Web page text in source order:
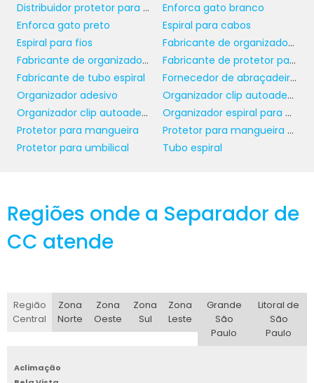
Ao cotar preços, não se esqueça de
considerar não apenas o valor unitário, mas
também as opções de desconto para
compras em grande quantidade. Muitas
empresas estão dispostas a negociar
condições especiais para clientes regulares, o
que pode resultar em um desconto
significativo nas suas compras, aumentando
IMPORTANTES
Antes de efetuar uma compra, é essencial
capacidade de carga, a resistência à tração e
a temperatura máxima de operação. Essas
informações são cruciais para garantir que
necessidades específicas da sua aplicação.
Distribuidor protetor para mangueira
Enforca gato branco
Enforca gato preto
Espiral para cabos
Espiral para fios
Fabricante de organizador clip autoadesivo
Fabricante de organizador de fios
Fabricante de protetor para mangueira
Fabricante de tubo espiral
Fornecedor de abraçadeira para tubos
Organizador adesivo
Organizador clip autoadesivo
Organizador clip autoadesivo atacado
Organizador espiral para cabos
Protetor para mangueira
Protetor para mangueira mergulho
Protetor para umbilical
Tubo espiral
Regiões onde a Separador de
CC atende
Região
Central
Zona
Norte
Zona
Oeste
Zona
Sul
Zona
Leste
Grande
São
Paulo
Litoral de
São
Paulo
Aclimação